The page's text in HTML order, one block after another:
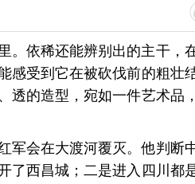
。依稀还能辨别出的主干，
感受到它在被砍伐前的粗壮
透的造型，宛如一件艺术品
军会在大渡河覆灭。他判断
了西昌城；二是进入四川都